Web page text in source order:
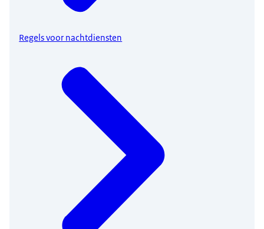
Regels voor nachtdiensten